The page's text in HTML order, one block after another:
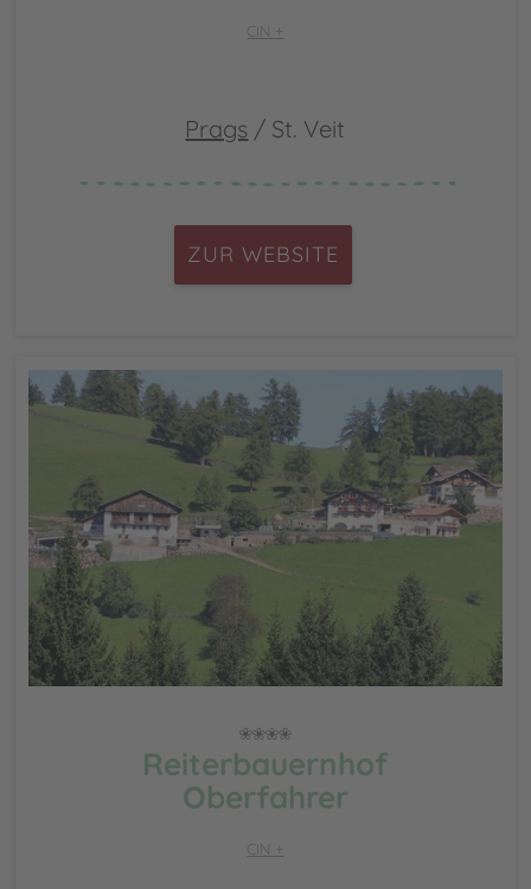
CIN +
Prags / St. Veit
ZUR WEBSITE
Reiterbauernhof
Oberfahrer
CIN +